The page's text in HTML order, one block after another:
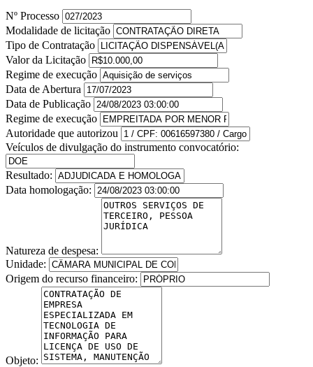
Nº Processo
Modalidade de licitação
Tipo de Contratação
Valor da Licitação
Regime de execução
Data de Abertura
Data de Publicação
Regime de execução
Autoridade que autorizou
Veículos de divulgação do instrumento convocatório:
Resultado:
Data homologação:
Natureza de despesa:
Unidade:
Origem do recurso financeiro:
Objeto: